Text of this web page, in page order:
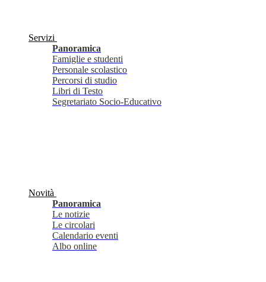
Servizi
Panoramica
Famiglie e studenti
Personale scolastico
Percorsi di studio
Libri di Testo
Segretariato Socio-Educativo
Novità
Panoramica
Le notizie
Le circolari
Calendario eventi
Albo online